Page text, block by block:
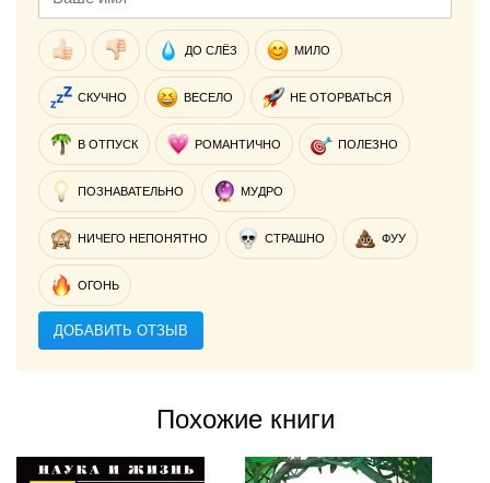
ДО СЛЁЗ МИЛО
СКУЧНО ВЕСЕЛО НЕ ОТОРВАТЬСЯ
В ОТПУСК РОМАНТИЧНО ПОЛЕЗНО
ПОЗНАВАТЕЛЬНО МУДРО
НИЧЕГО НЕПОНЯТНО СТРАШНО ФУУ
ОГОНЬ
ДОБАВИТЬ ОТЗЫВ
Похожие книги